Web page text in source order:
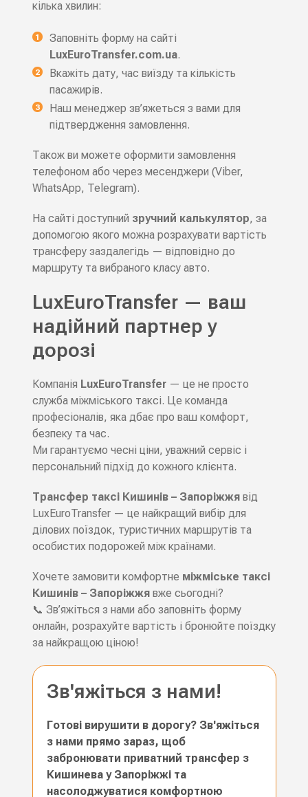
кілька хвилин:
Заповніть форму на сайті
LuxEuroTransfer.com.ua.
Вкажіть дату, час виїзду та кількість
пасажирів.
Наш менеджер зв’яжеться з вами для
підтвердження замовлення.
Також ви можете оформити замовлення
телефоном або через месенджери (Viber,
WhatsApp, Telegram).
На сайті доступний зручний калькулятор, за
допомогою якого можна розрахувати вартість
трансферу заздалегідь — відповідно до
маршруту та вибраного класу авто.
LuxEuroTransfer — ваш
надійний партнер у
дорозі
Компанія LuxEuroTransfer— це не просто
служба міжміського таксі. Це команда
професіоналів, яка дбає про ваш комфорт,
безпеку та час.
Ми гарантуємо чесні ціни, уважний сервіс і
персональний підхід до кожного клієнта.
Трансфер таксі Кишинів – Запоріжжявід
LuxEuroTransfer — це найкращий вибір для
ділових поїздок, туристичних маршрутів та
особистих подорожей між країнами.
Хочете замовити комфортне міжміське таксі
Кишинів – Запоріжжявже сьогодні?
📞 Зв’яжіться з нами або заповніть форму
онлайн, розрахуйте вартість і бронюйте поїздку
за найкращою ціною!
Зв'яжіться з нами!
Готові вирушити в дорогу? Зв'яжіться
з нами прямо зараз, щоб
забронювати приватний трансфер з
Кишинева у Запоріжжі та
насолоджуватися комфортною